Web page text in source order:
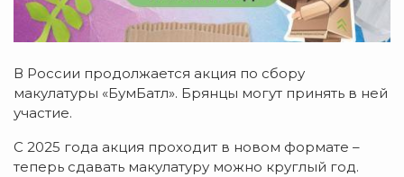
В России продолжается акция по сбору
макулатуры «БумБатл». Брянцы могут принять в ней
участие.
С 2025 года акция проходит в новом формате –
теперь сдавать макулатуру можно круглый год.